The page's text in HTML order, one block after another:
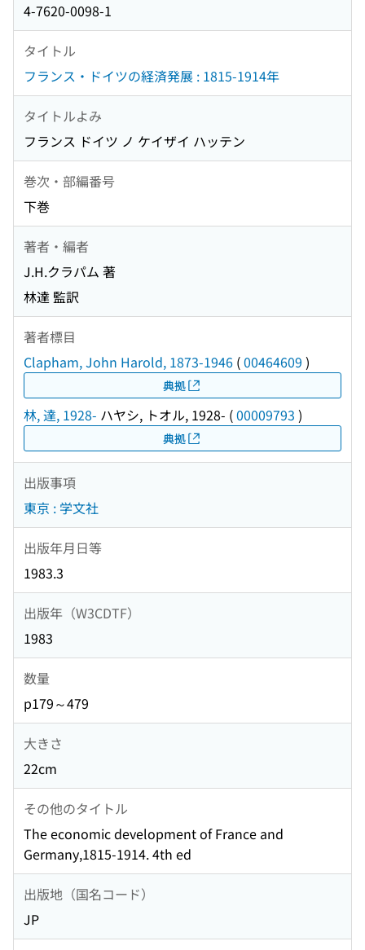
4-7620-0098-1
タイトル
フランス・ドイツの経済発展 : 1815-1914年
タイトルよみ
フランス ドイツ ノ ケイザイ ハッテン
巻次・部編番号
下巻
著者・編者
J.H.クラパム 著
林達 監訳
著者標目
Clapham, John Harold, 1873-1946 (00464609 )
典拠
林, 達, 1928- ハヤシ, トオル, 1928- (00009793 )
典拠
出版事項
東京 : 学文社
出版年月日等
1983.3
出版年（W3CDTF）
1983
数量
p179～479
大きさ
22cm
その他のタイトル
The economic development of France and
Germany,1815-1914. 4th ed
出版地（国名コード）
JP